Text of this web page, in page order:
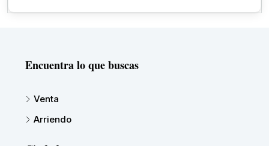
Encuentra lo que buscas
Venta
Arriendo